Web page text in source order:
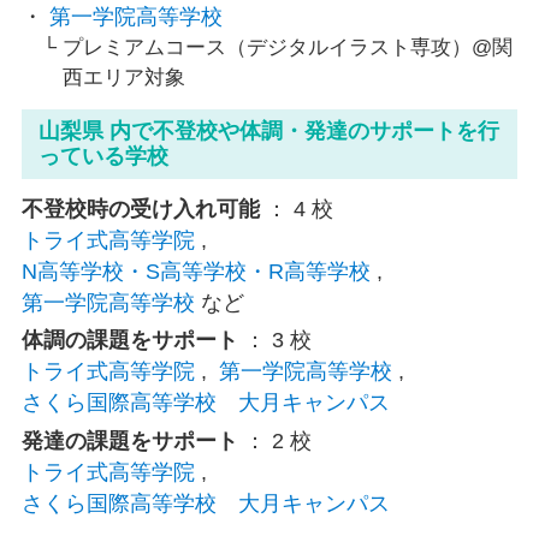
第一学院高等学校
プレミアムコース（デジタルイラスト専攻）@関
西エリア対象
山梨県 内で不登校や体調・発達のサポートを行
っている学校
不登校時の受け入れ可能 ： 4 校
トライ式高等学院,
N高等学校・S高等学校・R高等学校 ,
第一学院高等学校 など
体調の課題をサポート
： 3 校
トライ式高等学院, 第一学院高等学校 ,
さくら国際高等学校 大月キャンパス
発達の課題をサポート
： 2 校
トライ式高等学院,
さくら国際高等学校 大月キャンパス